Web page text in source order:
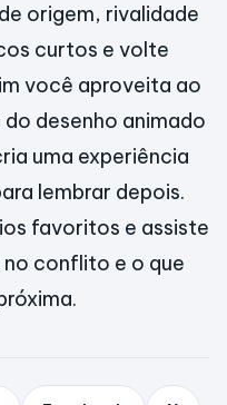
origem, rivalidade
curtos e volte
você aproveita ao
desenho animado
uma experiência
lembrar depois.
favoritos e assiste
conflito e o que